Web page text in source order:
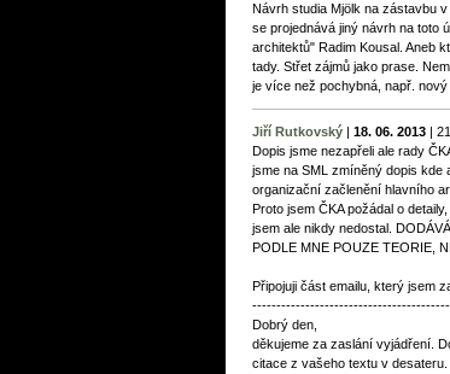
Návrh studia Mjölk na zástavbu
se projednává jiný návrh na toto
architektů" Radim Kousal. Aneb
tady. Střet zájmů jako prase.
je více než pochybná, např. nový
Jiří Rutkovský | 18. 06. 2013 |
Dopis jsme nezapřeli ale rady
jsme na SML zmíněný dopis kde
organizační začlenění hlavního
Proto jsem ČKA požádal o
jsem ale nikdy nedostal.
PODLE MNE POUZE TEORIE,
Připojuji část emailu, který jsem
Dobrý den,
děkujeme za zaslání vyjádření.
citace z vašeho textu v